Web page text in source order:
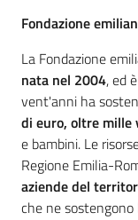
Fondazione
La Fondazione
nata nel 2004, ed
vent'anni ha
di euro, oltre
e bambini. Le
Regione Emilia-
aziende del
che ne sostengono